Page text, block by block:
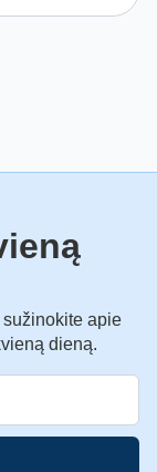
apie
dieną.